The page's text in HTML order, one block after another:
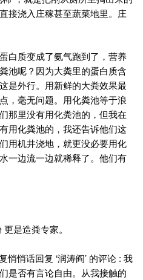
接浇入庄稼甚至蔬菜地里。庄
白质变成了氨气跑到了，营养
池呢？因为大粪里的蛋白质含
是外行。用新鲜的大粪效果最
，毫无问题。用化粪池等于浪
那里没有用化粪池的，但我在
用化粪池的，我还告诉他们这
用机井浇地，就更没必要用化
一边流一边就稀释了。他们有
是造粪专家。
悄悄话回复 ‘润涛阎’ 的评论 : 我
是否有言论自由。从我接触的